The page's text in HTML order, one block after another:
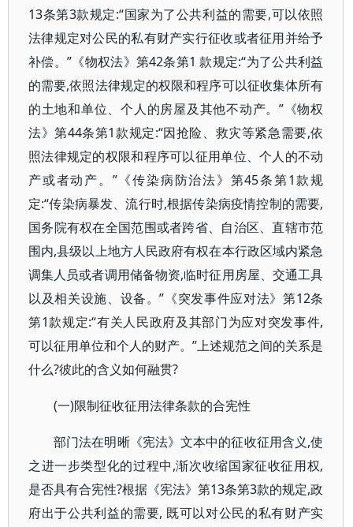
13条第3款规定:“国家为了公共利益的需要,可以依照
法律规定对公民的私有财产实行征收或者征用并给予
补偿。”《物权法》第42条第1 款规定:“为了公共利益
的需要,依照法律规定的权限和程序可以征收集体所有
的土地和单位、个人的房屋及其他不动产。”《物权
法》第44条第1款规定:“因抢险、救灾等紧急需要,依
照法律规定的权限和程序可以征用单位、个人的不动
产或者动产。”《传染病防治法》第45条第1款规
定:“传染病暴发、流行时,根据传染病疫情控制的需要,
国务院有权在全国范围或者跨省、自治区、直辖市范
围内,县级以上地方人民政府有权在本行政区域内紧急
调集人员或者调用储备物资,临时征用房屋、交通工具
以及相关设施、设备。”《突发事件应对法》第12条
第1款规定:“有关人民政府及其部门为应对突发事件,
可以征用单位和个人的财产。”上述规范之间的关系是
什么?彼此的含义如何融贯?
(一)限制征收征用法律条款的合宪性
部门法在明晰《宪法》文本中的征收征用含义,使
之进一步类型化的过程中,渐次收缩国家征收征用权,
是否具有合宪性?根据《宪法》第13条第3款的规定,政
府出于公共利益的需要, 既可以对公民的私有财产实